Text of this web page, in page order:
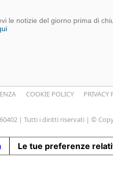
le notizie del giorno prima di
COOKIE POLICY PRIVACY
| Tutti i diritti riservati | ©
Le tue preferenze